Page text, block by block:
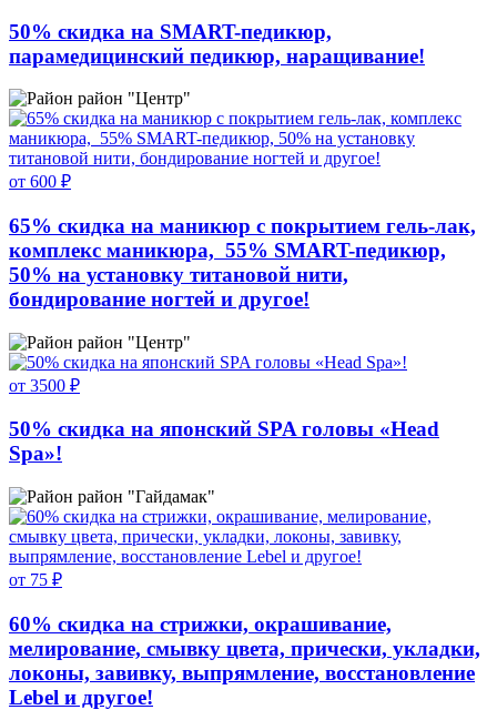
50% скидка на SMART-педикюр,
парамедицинский педикюр, наращивание!
район "Центр"
от 600 ₽
65% скидка на маникюр с покрытием гель-лак,
комплекс маникюра, 55% SMART-педикюр,
50% на установку титановой нити,
бондирование ногтей и другое!
район "Центр"
от 3500 ₽
50% скидка на японский SPA головы «Head
Spa»!
район "Гайдамак"
от 75 ₽
60% скидка на стрижки, окрашивание,
мелирование, смывку цвета, прически, укладки,
локоны, завивку, выпрямление, восстановление
Lebel и другое!